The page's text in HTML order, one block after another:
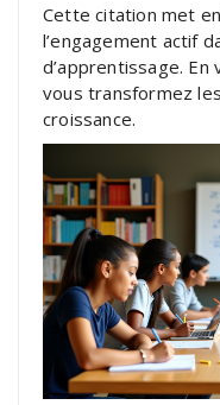
Cette citation met
l’engagement actif
d’apprentissage.
vous transformez
croissance.